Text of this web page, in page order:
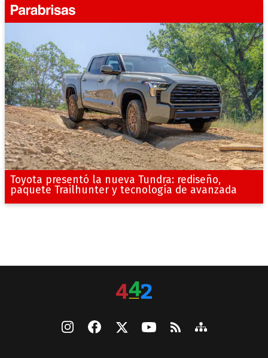
Toyota presentó la nueva Tundra: rediseño,
paquete Trailhunter y tecnología de avanzada